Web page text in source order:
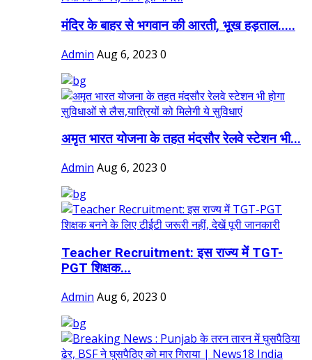
मंदिर के बाहर से भगवान की आरती, भूख हड़ताल.....
Admin Aug 6, 2023 0
अमृत भारत योजना के तहत मंदसौर रेलवे स्टेशन भी...
Admin Aug 6, 2023 0
Teacher Recruitment: इस राज्य में TGT-
PGT शिक्षक...
Admin Aug 6, 2023 0